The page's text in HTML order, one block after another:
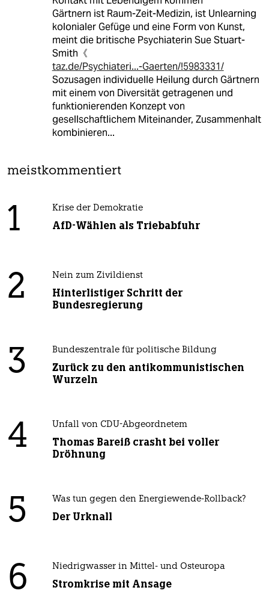
Gärtnern ist Raum-Zeit-Medizin, ist Unlearning
kolonialer Gefüge und eine Form von Kunst,
meint die britische Psychiaterin Sue Stuart-
Smith《
taz.de/Psychiateri...-Gaerten/!5983331/
Sozusagen individuelle Heilung durch Gärtnern
mit einem von Diversität getragenen und
funktionierenden Konzept von
gesellschaftlichem Miteinander, Zusammenhalt
kombinieren...
meistkommentiert
1 Krise der Demokratie
AfD-Wählen als Triebabfuhr
2 Nein zum Zivildienst
Hinterlistiger Schritt der
Bundesregierung
3 Bundeszentrale für politische Bildung
Zurück zu den antikommunistischen
Wurzeln
4 Unfall von CDU-Abgeordnetem
Thomas Bareiß crasht bei voller
Dröhnung
5 Was tun gegen den Energiewende-Rollback?
Der Urknall
6 Niedrigwasser in Mittel- und Osteuropa
Stromkrise mit Ansage